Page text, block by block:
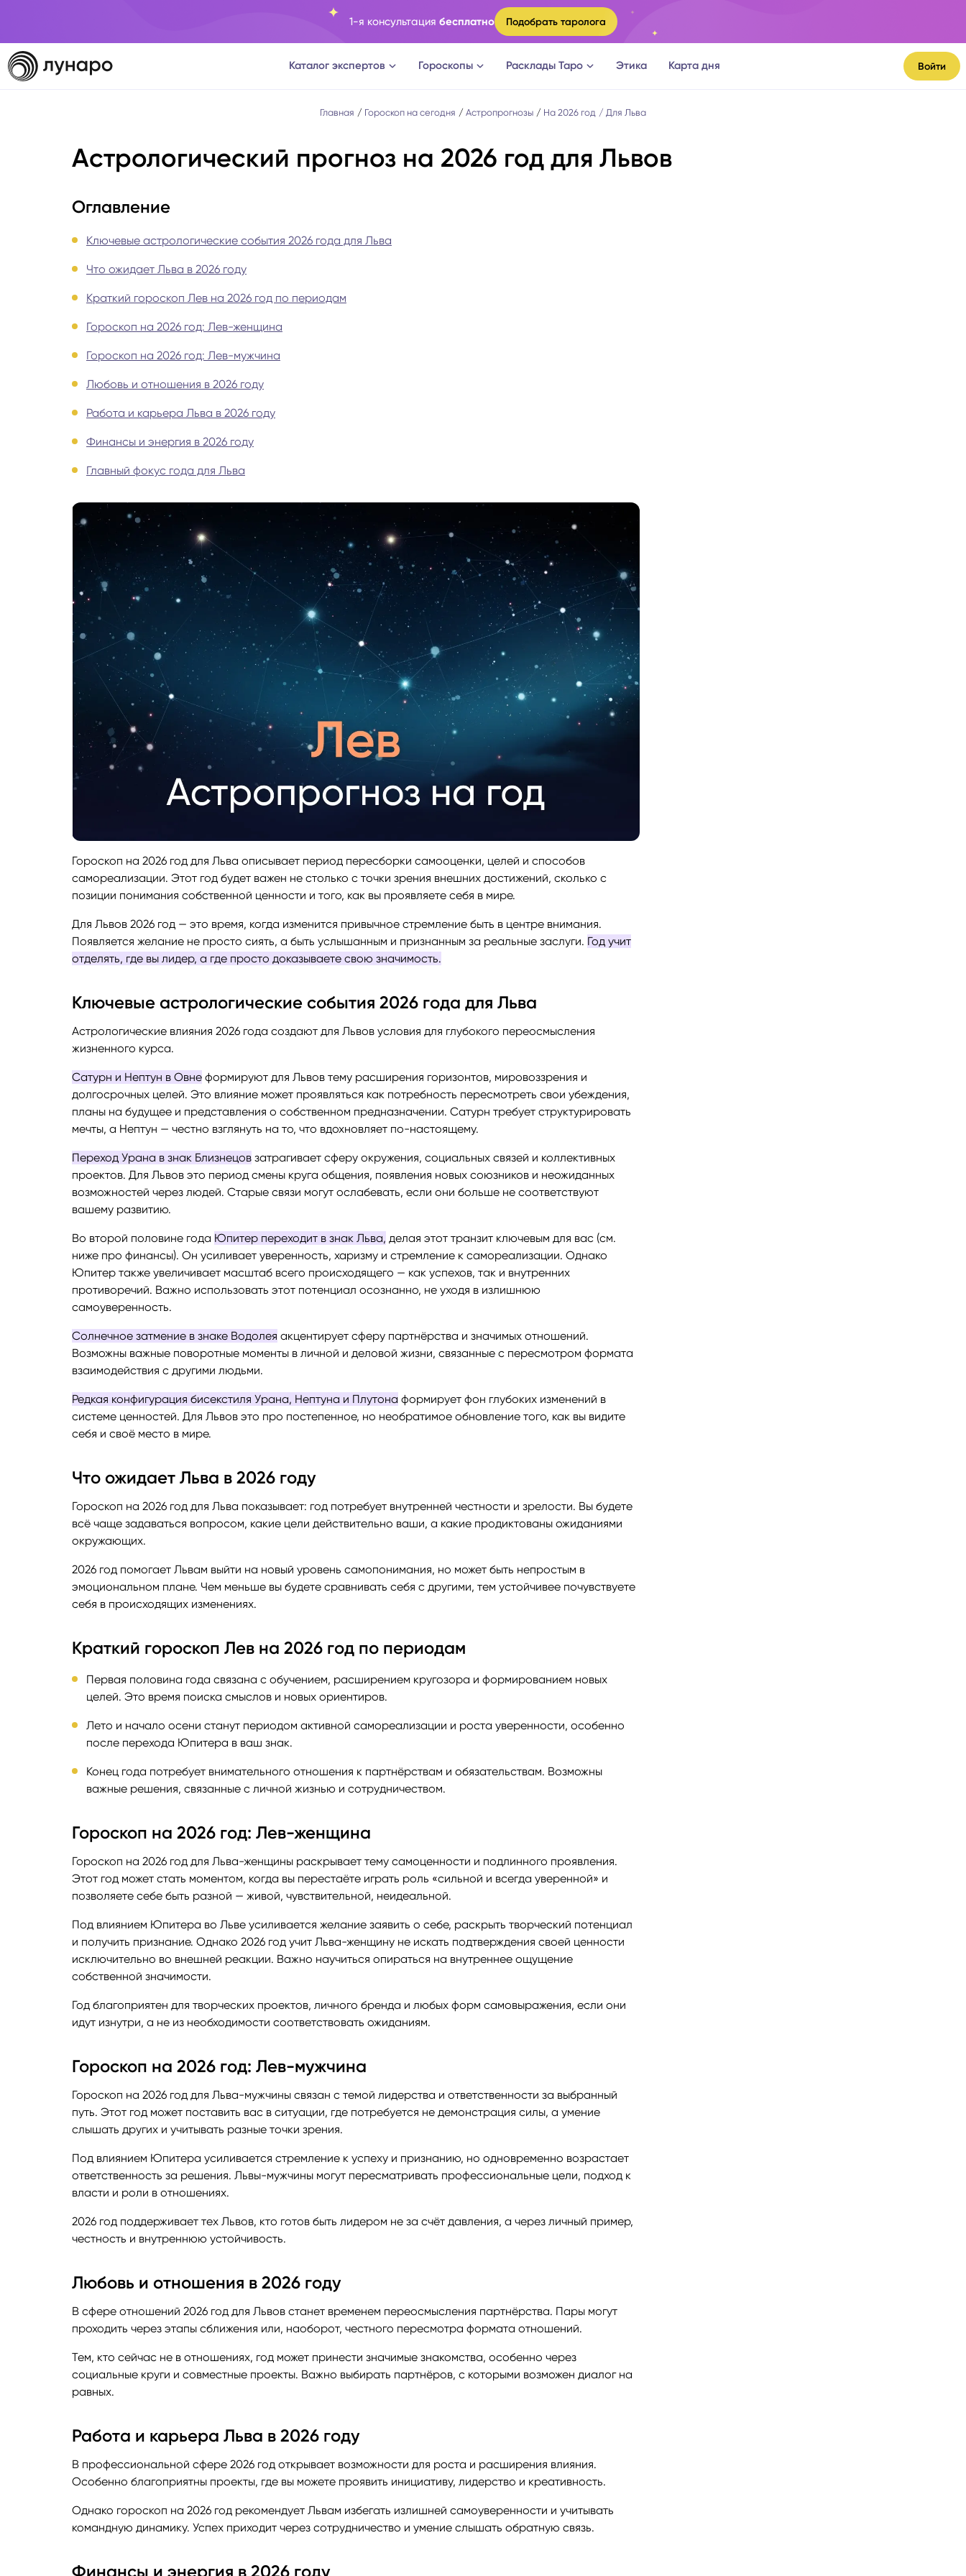
1-я консультация бесплатно Подобрать таролога
Каталог экспертов
Тарологи
Астрологи
Матрица судьбы
Гороскопы
Овен
Телец
Водолей
Рыбы
Расклады Таро
Расклад Таро на судьбу
Расклад Таро на измену
Расклад Таро «Карта дня»
Расклад Таро на 2025 год
Этика Карта дня Войти
Главная Гороскоп на сегодня Астропрогнозы На 2026 год Для Льва
Астрологический прогноз на 2026 год для Львов
Оглавление
Ключевые астрологические события 2026 года для Льва
Что ожидает Льва в 2026 году
Краткий гороскоп Лев на 2026 год по периодам
Гороскоп на 2026 год: Лев-женщина
Гороскоп на 2026 год: Лев-мужчина
Любовь и отношения в 2026 году
Работа и карьера Льва в 2026 году
Финансы и энергия в 2026 году
Главный фокус года для Льва
Гороскоп на 2026 год для Льва описывает период пересборки самооценки, целей и способов
самореализации. Этот год будет важен не столько с точки зрения внешних достижений, сколько с
позиции понимания собственной ценности и того, как вы проявляете себя в мире.
Для Львов 2026 год — это время, когда изменится привычное стремление быть в центре внимания.
Появляется желание не просто сиять, а быть услышанным и признанным за реальные заслуги. Год учит
отделять, где вы лидер, а где просто доказываете свою значимость.
Ключевые астрологические события 2026 года для Льва
Астрологические влияния 2026 года создают для Львов условия для глубокого переосмысления
жизненного курса.
Сатурн и Нептун в Овне формируют для Львов тему расширения горизонтов, мировоззрения и
долгосрочных целей. Это влияние может проявляться как потребность пересмотреть свои убеждения,
планы на будущее и представления о собственном предназначении. Сатурн требует структурировать
мечты, а Нептун — честно взглянуть на то, что вдохновляет по-настоящему.
Переход Урана в знак Близнецов затрагивает сферу окружения, социальных связей и коллективных
проектов. Для Львов это период смены круга общения, появления новых союзников и неожиданных
возможностей через людей. Старые связи могут ослабевать, если они больше не соответствуют
вашему развитию.
Во второй половине года Юпитер переходит в знак Льва, делая этот транзит ключевым для вас (см.
ниже про финансы). Он усиливает уверенность, харизму и стремление к самореализации. Однако
Юпитер также увеличивает масштаб всего происходящего — как успехов, так и внутренних
противоречий. Важно использовать этот потенциал осознанно, не уходя в излишнюю
самоуверенность.
Солнечное затмение в знаке Водолея акцентирует сферу партнёрства и значимых отношений.
Возможны важные поворотные моменты в личной и деловой жизни, связанные с пересмотром формата
взаимодействия с другими людьми.
Редкая конфигурация бисекстиля Урана, Нептуна и Плутона формирует фон глубоких изменений в
системе ценностей. Для Львов это про постепенное, но необратимое обновление того, как вы видите
себя и своё место в мире.
Что ожидает Льва в 2026 году
Гороскоп на 2026 год для Льва показывает: год потребует внутренней честности и зрелости. Вы будете
всё чаще задаваться вопросом, какие цели действительно ваши, а какие продиктованы ожиданиями
окружающих.
2026 год помогает Львам выйти на новый уровень самопонимания, но может быть непростым в
эмоциональном плане. Чем меньше вы будете сравнивать себя с другими, тем устойчивее почувствуете
себя в происходящих изменениях.
Краткий гороскоп Лев на 2026 год по периодам
Первая половина года связана с обучением, расширением кругозора и формированием новых
целей. Это время поиска смыслов и новых ориентиров.
Лето и начало осени станут периодом активной самореализации и роста уверенности, особенно
после перехода Юпитера в ваш знак.
Конец года потребует внимательного отношения к партнёрствам и обязательствам. Возможны
важные решения, связанные с личной жизнью и сотрудничеством.
Гороскоп на 2026 год: Лев-женщина
Гороскоп на 2026 год для Льва-женщины раскрывает тему самоценности и подлинного проявления.
Этот год может стать моментом, когда вы перестаёте играть роль «сильной и всегда уверенной» и
позволяете себе быть разной — живой, чувствительной, неидеальной.
Под влиянием Юпитера во Льве усиливается желание заявить о себе, раскрыть творческий потенциал
и получить признание. Однако 2026 год учит Льва-женщину не искать подтверждения своей ценности
исключительно во внешней реакции. Важно научиться опираться на внутреннее ощущение
собственной значимости.
Год благоприятен для творческих проектов, личного бренда и любых форм самовыражения, если они
идут изнутри, а не из необходимости соответствовать ожиданиям.
Гороскоп на 2026 год: Лев-мужчина
Гороскоп на 2026 год для Льва-мужчины связан с темой лидерства и ответственности за выбранный
путь. Этот год может поставить вас в ситуации, где потребуется не демонстрация силы, а умение
слышать других и учитывать разные точки зрения.
Под влиянием Юпитера усиливается стремление к успеху и признанию, но одновременно возрастает
ответственность за решения. Львы-мужчины могут пересматривать профессиональные цели, подход к
власти и роли в отношениях.
2026 год поддерживает тех Львов, кто готов быть лидером не за счёт давления, а через личный пример,
честность и внутреннюю устойчивость.
Любовь и отношения в 2026 году
В сфере отношений 2026 год для Львов станет временем переосмысления партнёрства. Пары могут
проходить через этапы сближения или, наоборот, честного пересмотра формата отношений.
Тем, кто сейчас не в отношениях, год может принести значимые знакомства, особенно через
социальные круги и совместные проекты. Важно выбирать партнёров, с которыми возможен диалог на
равных.
Работа и карьера Льва в 2026 году
В профессиональной сфере 2026 год открывает возможности для роста и расширения влияния.
Особенно благоприятны проекты, где вы можете проявить инициативу, лидерство и креативность.
Однако гороскоп на 2026 год рекомендует Львам избегать излишней самоуверенности и учитывать
командную динамику. Успех приходит через сотрудничество и умение слышать обратную связь.
Финансы и энергия в 2026 году